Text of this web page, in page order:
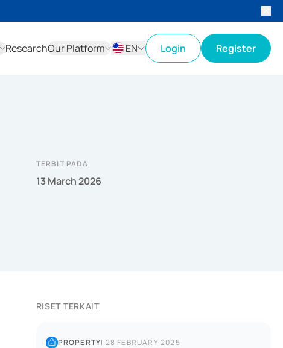
ResearchOur Platform
EN
Login Register
TERBIT PADA
13 March 2026
RISET TERKAIT
PROPERTY| 28 FEBRUARY 2025